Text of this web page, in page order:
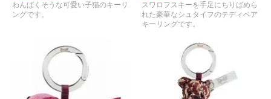
わんぱくそうな可愛い子猫のキーリ
ングです。
スワロフスキーを手足にちりばめら
れた豪華なシュタイフのテディベア
キーリングです。